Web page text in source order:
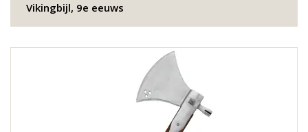
Vikingbijl, 9e eeuws